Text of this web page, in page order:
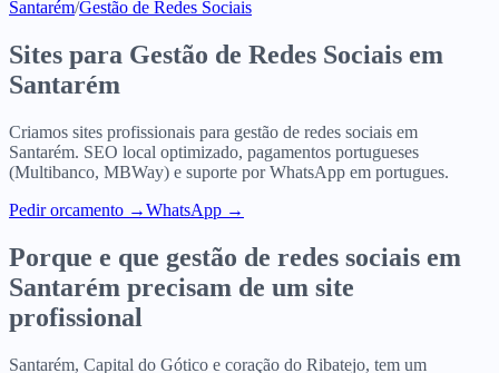
Santarém/Gestão de Redes Sociais
Sites para Gestão de Redes Sociais em
Santarém
Criamos sites profissionais para gestão de redes sociais em
Santarém. SEO local optimizado, pagamentos portugueses
(Multibanco, MBWay) e suporte por WhatsApp em portugues.
Pedir orcamento →WhatsApp →
Porque e que gestão de redes sociais em
Santarém precisam de um site
profissional
Santarém, Capital do Gótico e coração do Ribatejo, tem um